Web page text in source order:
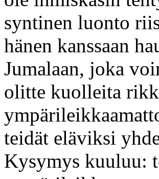
syntinen luonto
hänen kanssaan
Jumalaan, joka
olitte kuolleita
teidät eläviksi
Kysymys kuuluu: